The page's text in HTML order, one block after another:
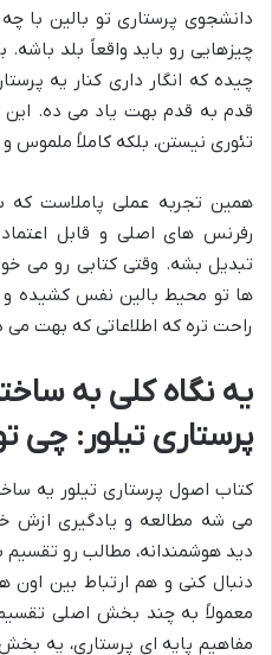
دانشجوی پرستاری تو بالین با
چیزهایی رو باید واقعاً بلد
چیده که انگار داری کنار یه
قدم به قدم بهت یاد می ده.
تئوری نیستن، بلکه کاملاً ملموس
همین تجربه عملی پاملاست که
رفرنس های اصلی و قابل
تبدیل بشه. وقتی کتابی رو می
ها تو محیط بالین نفس کشیده و
راحت تره که اطلاعاتی که بهت می
یه نگاه کلی به
پرستاری تیلور:
کتاب اصول پرستاری تیلور یه
می شه مطالعه و یادگیری ازش
دید هوشمندانه، مطالب رو
دنبال کنی و هم ارتباط بین اون
معمولاً به چند بخش اصلی
مفاهیم پایه ای پرستاری، یه